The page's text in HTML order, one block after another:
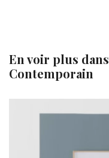
En voir plus dans
Contemporain